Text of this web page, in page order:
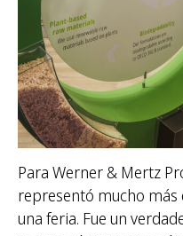
Para Werner & Mertz
representó mucho más
una feria. Fue un